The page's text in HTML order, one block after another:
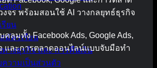
รียน
มัครเรียน
ทางธุรกิจ และ การคืนเงิน
ความเป็นส่วนตัว
จร พร้อมสอนใช้ AI วางกลยุทธ์ธุรกิจ
คลุมทั้ง Facebook Ads, Google Ads,
และการตลาดออนไลน์แบบจับมือทำ